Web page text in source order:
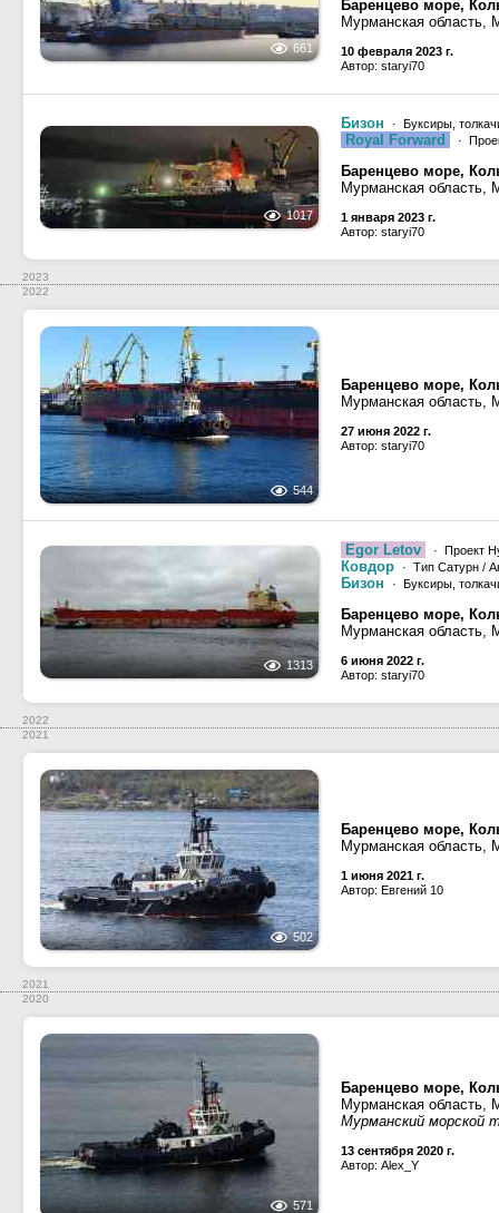
661
Баренцево море,
Мурманская область,
10 февраля 2023 г.
Автор: staryi70
1017
Бизон · Буксиры,
Royal Forward ·
Баренцево море,
Мурманская область,
1 января 2023 г.
Автор: staryi70
2023
2022
544
Баренцево море,
Мурманская область,
27 июня 2022 г.
Автор: staryi70
1313
Egor Letov · Проект
Ковдор · Тип Сатурн /
Бизон · Буксиры,
Баренцево море,
Мурманская область,
6 июня 2022 г.
Автор: staryi70
2022
2021
502
Баренцево море,
Мурманская область,
1 июня 2021 г.
Автор: Евгений 10
2021
2020
571
Баренцево море,
Мурманская область,
Мурманский морской
13 сентября 2020 г.
Автор: Alex_Y